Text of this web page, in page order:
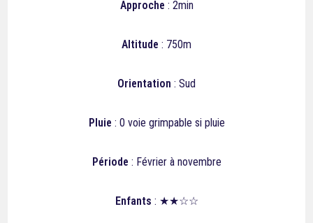
Approche : 2min
Altitude : 750m
Orientation : Sud
Pluie : 0 voie grimpable si pluie
Période : Février à novembre
Enfants : ★★☆☆